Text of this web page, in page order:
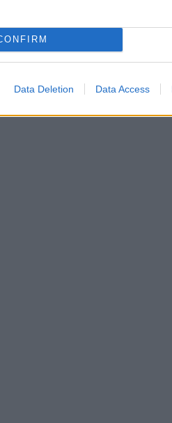
Data Deletion Data Access